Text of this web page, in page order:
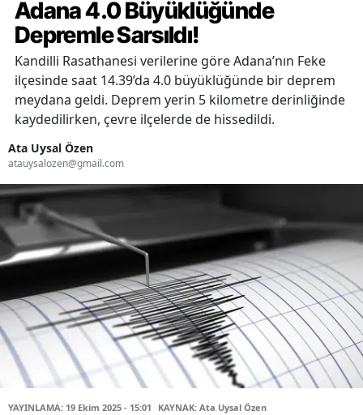
Adana 4.0 Büyüklüğünde
Depremle Sarsıldı!
Kandilli Rasathanesi verilerine göre Adana’nın Feke
ilçesinde saat 14.39’da 4.0 büyüklüğünde bir deprem
meydana geldi. Deprem yerin 5 kilometre derinliğinde
kaydedilirken, çevre ilçelerde de hissedildi.
Ata Uysal Özen
atauysalozen@gmail.com
YAYINLAMA: 19 Ekim 2025 - 15:01 KAYNAK: Ata Uysal Özen